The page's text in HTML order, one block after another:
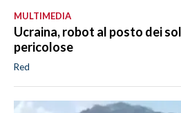
MULTIMEDIA
Ucraina, robot al posto dei
pericolose
Red